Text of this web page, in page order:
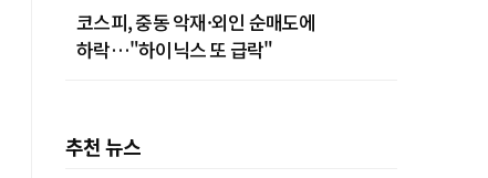
코스피, 중동 악재·외인 순매도에
하락…"하이닉스 또 급락"
추천 뉴스